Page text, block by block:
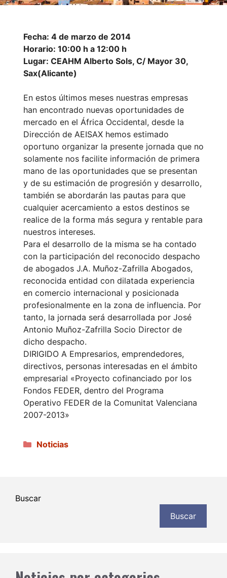
Fecha: 4 de marzo de 2014
Horario: 10:00 h a 12:00 h
Lugar: CEAHM Alberto Sols, C/ Mayor 30,
Sax(Alicante)
En estos últimos meses nuestras empresas
han encontrado nuevas oportunidades de
mercado en el África Occidental, desde la
Dirección de AEISAX hemos estimado
oportuno organizar la presente jornada que no
solamente nos facilite información de primera
mano de las oportunidades que se presentan
y de su estimación de progresión y desarrollo,
también se abordarán las pautas para que
cualquier acercamiento a estos destinos se
realice de la forma más segura y rentable para
nuestros intereses.
Para el desarrollo de la misma se ha contado
con la participación del reconocido despacho
de abogados J.A. Muñoz-Zafrilla Abogados,
reconocida entidad con dilatada experiencia
en comercio internacional y posicionada
profesionalmente en la zona de influencia. Por
tanto, la jornada será desarrollada por José
Antonio Muñoz-Zafrilla Socio Director de
dicho despacho.
DIRIGIDO A Empresarios, emprendedores,
directivos, personas interesadas en el ámbito
empresarial «Proyecto cofinanciado por los
Fondos FEDER, dentro del Programa
Operativo FEDER de la Comunitat Valenciana
2007-2013»
Categorías
Noticias
Buscar
Buscar